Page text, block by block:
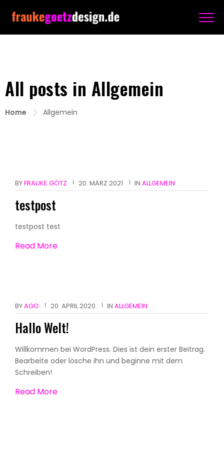
All posts in Allgemein
Home Allgemein
BYFRAUKE GÖTZ 20. MÄRZ 2021 IN ALLGEMEIN
testpost
testpost test
Read More
BYAGO 20. APRIL 2020 IN ALLGEMEIN
Hallo Welt!
Willkommen bei WordPress. Dies ist dein erster Beitrag.
Bearbeite oder lösche ihn und beginne mit dem
Schreiben!
Read More